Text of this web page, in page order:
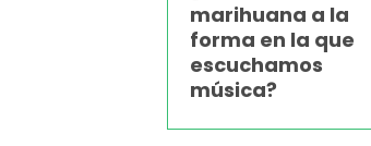
marihuana a la
forma en la que
escuchamos
música?